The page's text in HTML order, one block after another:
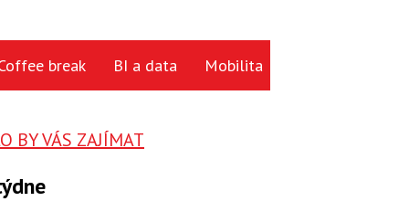
break BI a data Mobilita
BY VÁS ZAJÍMAT